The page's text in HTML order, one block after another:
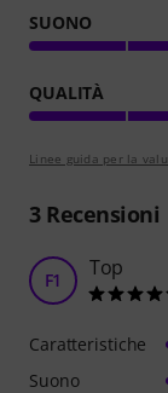
SUONO
QUALITÀ
Linee guida per la
3Recensioni
F1 Top
Caratteristiche
Suono